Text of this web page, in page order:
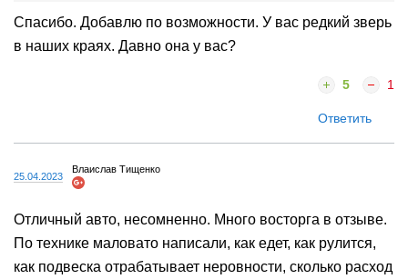
Спасибо. Добавлю по возможности. У вас редкий зверь
в наших краях. Давно она у вас?
5 1
Ответить
25.04.2023
Влаислав Тищенко
Отличный авто, несомненно. Много восторга в отзыве.
По технике маловато написали, как едет, как рулится,
как подвеска отрабатывает неровности, сколько расход